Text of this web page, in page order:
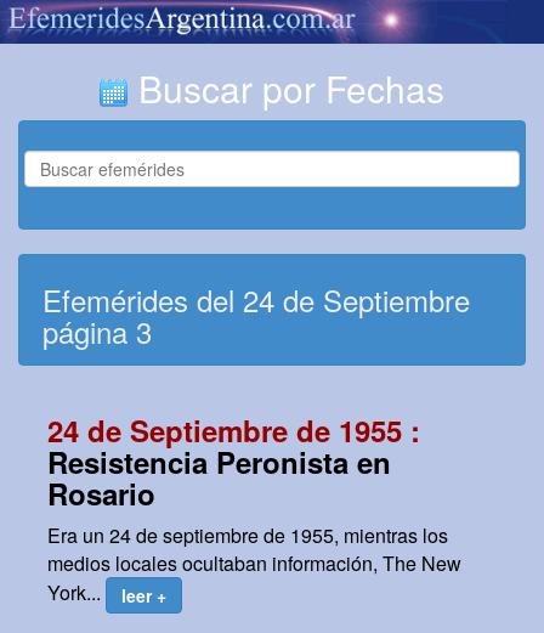
Buscar por Fechas
Efemérides del 24 de Septiembre
página 3
24 de Septiembre de 1955 :
Resistencia Peronista en
Rosario
Era un 24 de septiembre de 1955, mientras los
medios locales ocultaban información, The New
York...
leer +